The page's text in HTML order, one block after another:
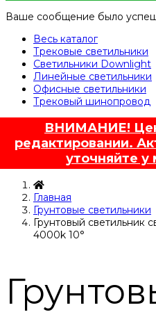
Ваше сообщение было
Весь каталог
Трековые светильники
Светильники Downlight
Линейные светильники
Офисные светильники
Трековый шинопровод
ВНИМАНИЕ!
редактировании.
уточняйте
Главная
Грунтовые светильники
Грунтовый светильник
4000k 10°